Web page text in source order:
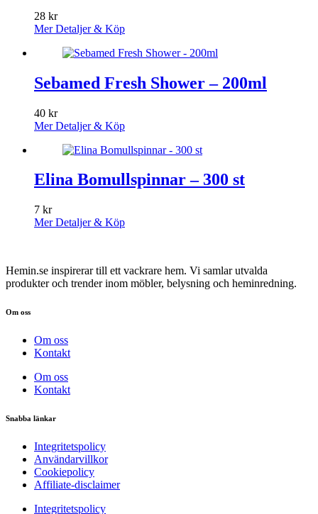
28 kr
Mer Detaljer & Köp
Sebamed Fresh Shower – 200ml
40 kr
Mer Detaljer & Köp
Elina Bomullspinnar – 300 st
7 kr
Mer Detaljer & Köp
Hemin.se inspirerar till ett vackrare hem. Vi samlar utvalda
produkter och trender inom möbler, belysning och heminredning.
Om oss
Om oss
Kontakt
Om oss
Kontakt
Snabba länkar
Integritetspolicy
Användarvillkor
Cookiepolicy
Affiliate‑disclaimer
Integritetspolicy